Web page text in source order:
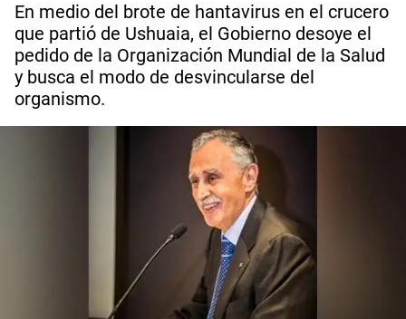
En medio del brote de hantavirus en el crucero
que partió de Ushuaia, el Gobierno desoye el
pedido de la Organización Mundial de la Salud
y busca el modo de desvincularse del
organismo.